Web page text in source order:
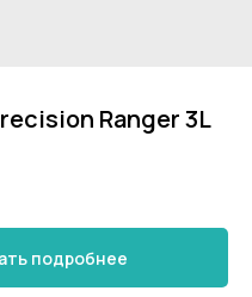
Ranger 3L
подробнее